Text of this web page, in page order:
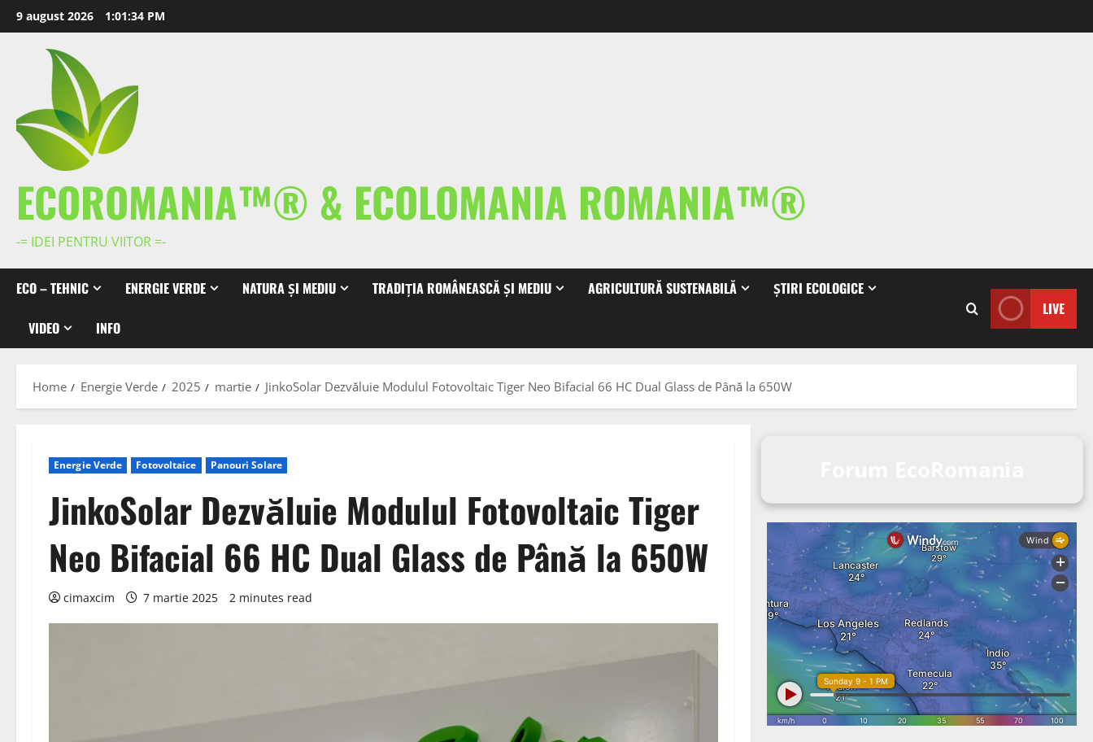
Skip
to
content
9 august 2026 1:01:35 PM
ECOROMANIA™® & ECOLOMANIA ROMANIA™®
-= IDEI PENTRU VIITOR =-
ECO – TEHNIC ENERGIE VERDE NATURA ȘI MEDIU TRADIȚIA ROMÂNEASCĂ ȘI MEDIU AGRICULTURĂ SUSTENABILĂ ȘTIRI ECOLOGICE
VIDEO INFO
LIVE
Home Energie Verde 2025 martie JinkoSolar Dezvăluie Modulul Fotovoltaic Tiger Neo Bifacial 66 HC Dual Glass de Până la 650W
Energie Verde Fotovoltaice Panouri Solare
JinkoSolar Dezvăluie Modulul Fotovoltaic Tiger
Neo Bifacial 66 HC Dual Glass de Până la 650W
cimaxcim 7 martie 2025 2 minutes read